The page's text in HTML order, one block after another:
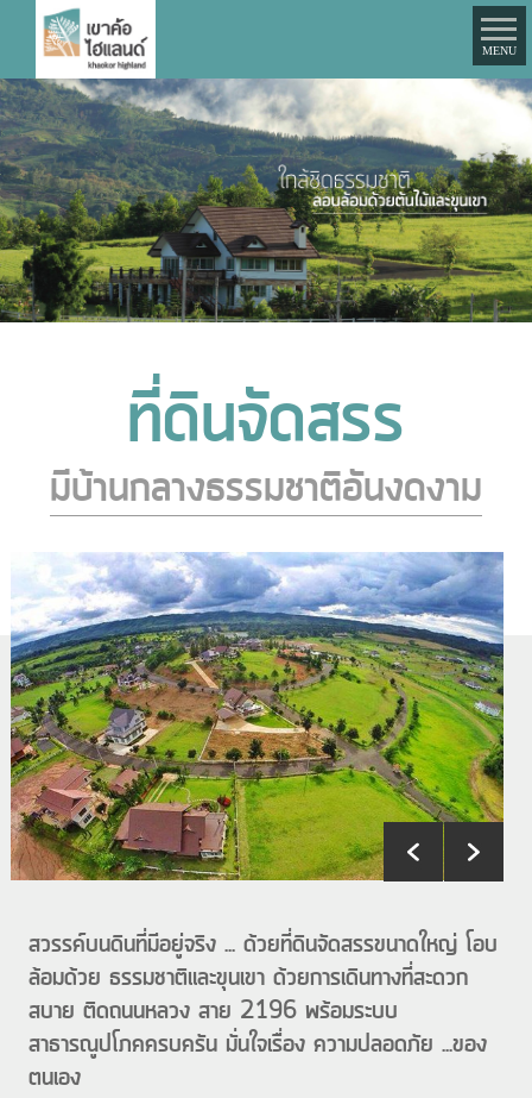
MENU
ที่ดินจัดสรร
มีบ้านกลางธรรมชาติอันงดงาม
สวรรค์บนดินที่มีอยู่จริง ... ด้วยที่ดินจัดสรรขนาดใหญ่ โอบ
ล้อมด้วย ธรรมชาติและขุนเขา ด้วยการเดินทางที่สะดวก
สบาย ติดถนนหลวง สาย 2196 พร้อมระบบ
สาธารณูปโภคครบครัน มั่นใจเรื่อง ความปลอดภัย ...ของ
ตนเอง